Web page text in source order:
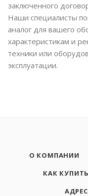
заключенного
Наши специалисты
аналог для вашего
характеристикам и
техники или
эксплуатации.
О КОМПАНИИ
КАК КУПИТЬ